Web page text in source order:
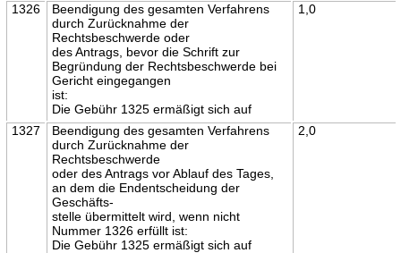
1326
Beendigung des gesamten Verfahrens
durch Zurücknahme der
Rechtsbeschwerde oder
des Antrags, bevor die Schrift zur
Begründung der Rechtsbeschwerde bei
Gericht eingegangen
ist:
Die Gebühr 1325 ermäßigt sich auf
1,0
1327
Beendigung des gesamten Verfahrens
durch Zurücknahme der
Rechtsbeschwerde
oder des Antrags vor Ablauf des Tages,
an dem die Endentscheidung der
Geschäfts-
stelle übermittelt wird, wenn nicht
Nummer 1326 erfüllt ist:
Die Gebühr 1325 ermäßigt sich auf
2,0